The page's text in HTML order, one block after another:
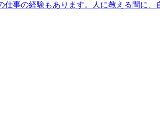
事の経験もあります。人に教える間に、